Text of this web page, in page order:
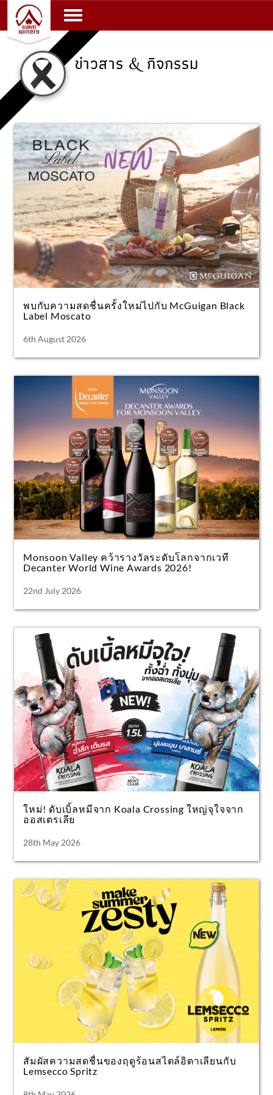
Toggle navigation
ข่าวสาร & กิจกรรม
พบกับความสดชื่นครั้งใหม่ไปกับ McGuigan Black
Label Moscato
6th August 2026
Monsoon Valley คว้ารางวัลระดับโลกจากเวที
Decanter World Wine Awards 2026!
22nd July 2026
ใหม่! ดับเบิ้ลหมีจาก Koala Crossing ใหญ่จุใจจาก
ออสเตรเลีย
28th May 2026
สัมผัสความสดชื่นของฤดูร้อนสไตล์อิตาเลียนกับ
Lemsecco Spritz